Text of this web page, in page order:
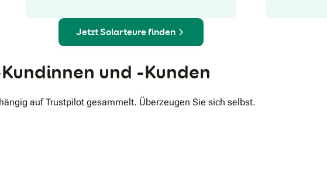
Jetzt Solarteure finden
und -Kunden
auf Trustpilot gesammelt. Überzeugen Sie sich selbst.